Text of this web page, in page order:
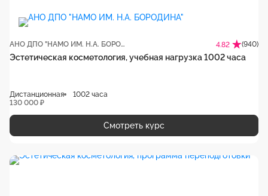
АНО ДПО "НАМО ИМ. Н.А. БОРОДИНА" 4.82 (940)
Эстетическая косметология, учебная нагрузка 1002 часа
Дистанционная
1002 часа
130 000 ₽
Смотреть курс